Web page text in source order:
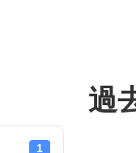
1
過